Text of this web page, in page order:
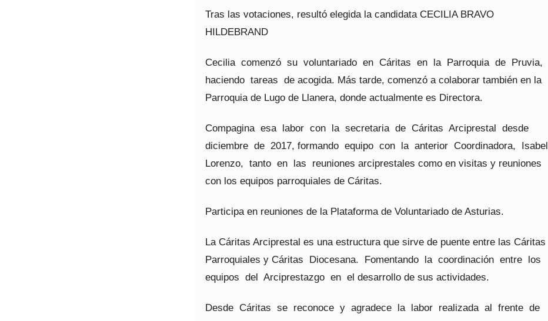
Tras las votaciones, resultó elegida la candidata CECILIA BRAVO
HILDEBRAND
Cecilia comenzó su voluntariado en Cáritas en la Parroquia de Pruvia,
haciendo tareas de acogida. Más tarde, comenzó a colaborar también en la
Parroquia de Lugo de Llanera, donde actualmente es Directora.
Compagina esa labor con la secretaria de Cáritas Arciprestal desde
diciembre de 2017, formando equipo con la anterior Coordinadora, Isabel
Lorenzo, tanto en las reuniones arciprestales como en visitas y reuniones
con los equipos parroquiales de Cáritas.
Participa en reuniones de la Plataforma de Voluntariado de Asturias.
La Cáritas Arciprestal es una estructura que sirve de puente entre las Cáritas
Parroquiales y Cáritas Diocesana. Fomentando la coordinación entre los
equipos del Arciprestazgo en el desarrollo de sus actividades.
Desde Cáritas se reconoce y agradece la labor realizada al frente de